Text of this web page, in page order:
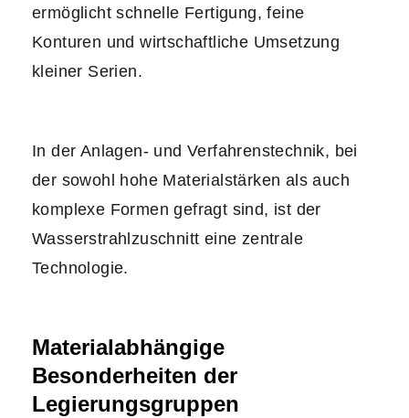
ermöglicht schnelle Fertigung, feine
Konturen und wirtschaftliche Umsetzung
kleiner Serien.
In der Anlagen- und Verfahrenstechnik, bei
der sowohl hohe Materialstärken als auch
komplexe Formen gefragt sind, ist der
Wasserstrahlzuschnitt eine zentrale
Technologie.
Materialabhängige
Besonderheiten der
Legierungsgruppen